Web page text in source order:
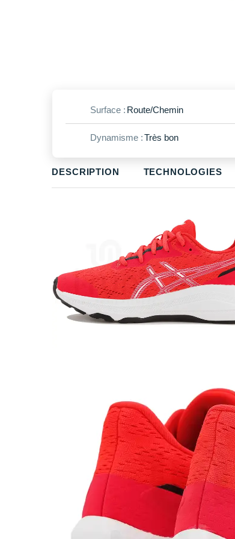
DESCRIPTION
TECHNOLOGIES
Surface : Route/Chemin
Dynamisme :Très bon